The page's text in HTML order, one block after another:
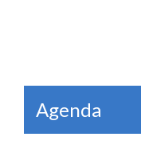
Agenda